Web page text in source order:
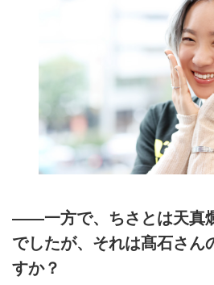
――一方で、ちさとは天真
でしたが、それは髙石さん
すか？